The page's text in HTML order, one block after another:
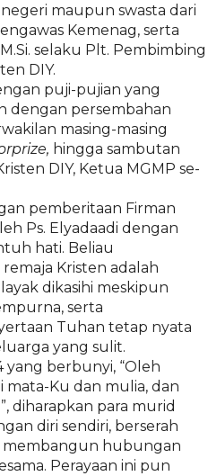
maupun swasta dari
Kemenag, serta
selaku Plt. Pembimbing
DIY.
puji-pujian yang
dengan persembahan
masing-masing
hingga sambutan
DIY, Ketua MGMP se-
pemberitaan Firman
Ps. Elyadaadi dengan
hati. Beliau
Kristen adalah
dikasihi meskipun
serta
Tuhan tetap nyata
yang sulit.
yang berbunyi, “Oleh
Ku dan mulia, dan
diharapkan para murid
diri sendiri, berserah
membangun hubungan
Perayaan ini pun